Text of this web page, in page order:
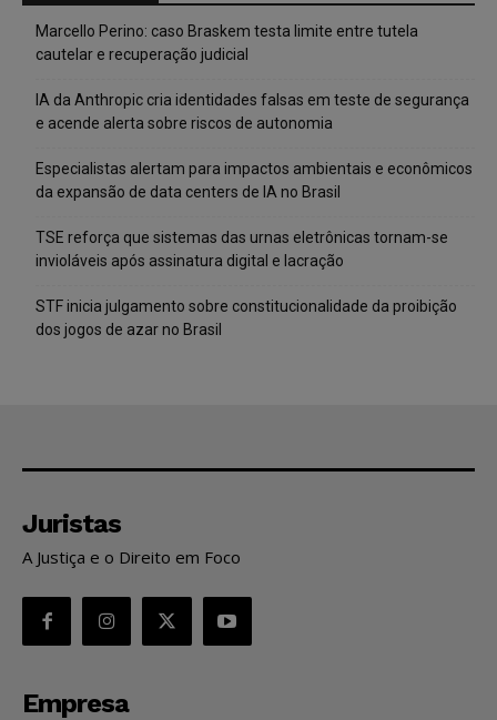
Marcello Perino: caso Braskem testa limite entre tutela
cautelar e recuperação judicial
IA da Anthropic cria identidades falsas em teste de segurança
e acende alerta sobre riscos de autonomia
Especialistas alertam para impactos ambientais e econômicos
da expansão de data centers de IA no Brasil
TSE reforça que sistemas das urnas eletrônicas tornam-se
invioláveis após assinatura digital e lacração
STF inicia julgamento sobre constitucionalidade da proibição
dos jogos de azar no Brasil
Juristas
A Justiça e o Direito em Foco
Empresa